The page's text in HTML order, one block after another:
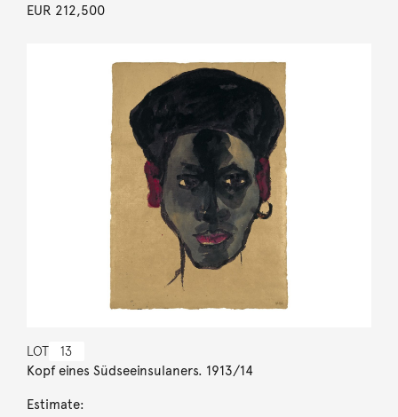
EUR 212,500
LOT 13
Kopf eines Südseeinsulaners. 1913/14
Estimate: